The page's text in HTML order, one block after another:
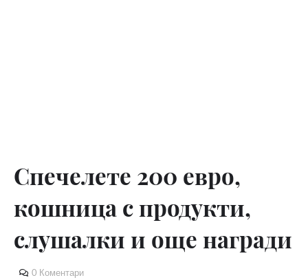
Спечелете 200 евро,
кошница с продукти,
слушалки и още награди
0 Коментари